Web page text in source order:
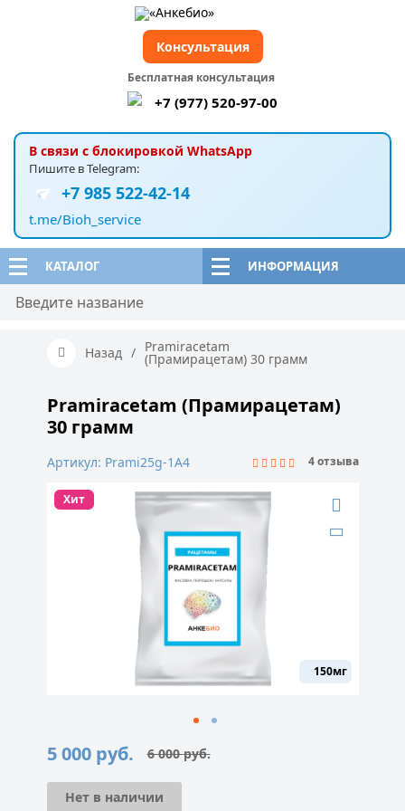
КАТАЛОГ ИНФОРМАЦИЯ
В связи с блокировкой WhatsApp
Пишите в Telegram:
+7 985 522-42-14
t.me/Bioh_service
Бесплатная консультация
+7 (977) 520-97-00
Консультация
Назад / Pramiracetam
(Прамирацетам) 30 грамм
Pramiracetam (Прамирацетам)
30 грамм
Артикул: Prami25g-1A4 4 отзыва
150мг
Хит
6 000руб.
Первоначальная
составляла
5 000 руб.
Текущая
5
000 руб..
Нет в наличии